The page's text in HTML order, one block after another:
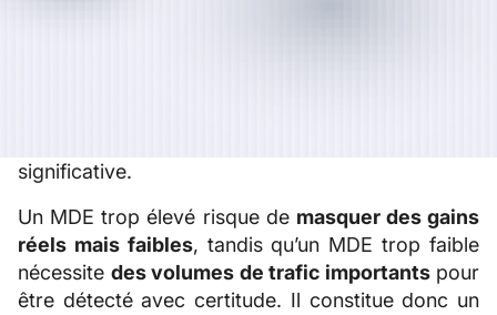
significative.
Un MDE trop élevé risque de masquer des gains
réels mais faibles, tandis qu’un MDE trop faible
nécessite des volumes de trafic importantspour
être détecté avec certitude. Il constitue donc un